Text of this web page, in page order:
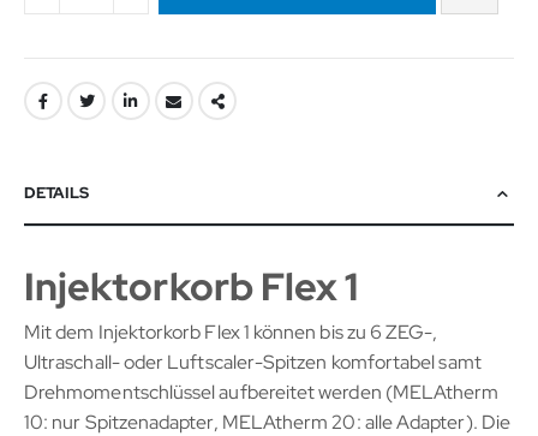
DETAILS
Injektorkorb Flex 1
Mit dem Injektorkorb Flex 1 können bis zu 6 ZEG-,
Ultraschall- oder Luftscaler-Spitzen komfortabel samt
Drehmomentschlüssel aufbereitet werden (MELAtherm
10: nur Spitzenadapter, MELAtherm 20: alle Adapter). Die